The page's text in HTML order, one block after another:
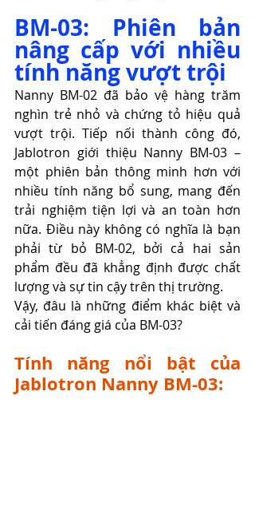
BM-03: Phiên bản
nâng cấp với nhiều
tính năng vượt trội
Nanny BM-02 đã bảo vệ hàng trăm
nghìn trẻ nhỏ và chứng tỏ hiệu quả
vượt trội. Tiếp nối thành công đó,
Jablotron giới thiệu Nanny BM-03 –
một phiên bản thông minh hơn với
nhiều tính năng bổ sung, mang đến
trải nghiệm tiện lợi và an toàn hơn
nữa. Điều này không có nghĩa là bạn
phải từ bỏ BM-02, bởi cả hai sản
phẩm đều đã khẳng định được chất
lượng và sự tin cậy trên thị trường.
Vậy, đâu là những điểm khác biệt và
cải tiến đáng giá của BM-03?
Tính năng nổi bật của
Jablotron Nanny BM-03: